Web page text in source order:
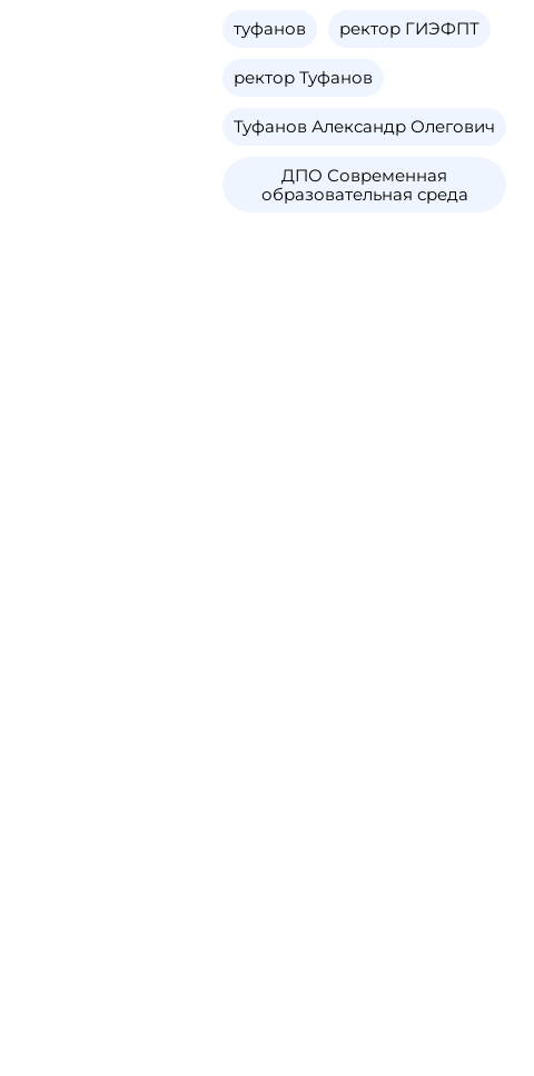
туфанов ректор ГИЭФПТ
ректор Туфанов
Туфанов Александр Олегович
ДПО Современная
образовательная среда